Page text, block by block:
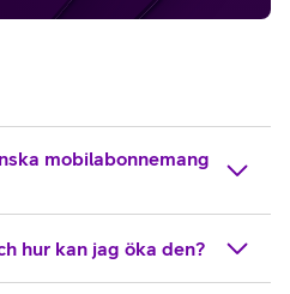
mobilabonnemang
hur kan jag öka den?